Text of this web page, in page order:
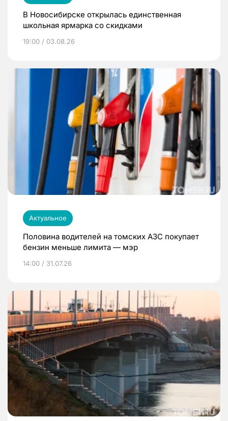
В Новосибирске открылась единственная
школьная ярмарка со скидками
19:00 / 03.08.26
Актуальное
Половина водителей на томских АЗС покупает
бензин меньше лимита — мэр
14:00 / 31.07.26